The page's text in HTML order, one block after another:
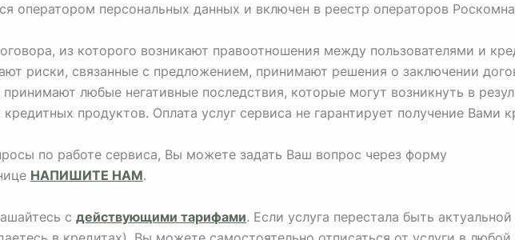
оператором персональных данных и включен в реестр операторов
из которого возникают правоотношения между пользователями и
риски, связанные с предложением, принимают решения о заключении
любые негативные последствия, которые могут возникнуть в
продуктов. Оплата услуг сервиса не гарантирует получение Вами
по работе сервиса, Вы можете задать Ваш вопрос через форму
НАПИШИТЕ НАМ.
с действующими тарифами. Если услуга перестала быть